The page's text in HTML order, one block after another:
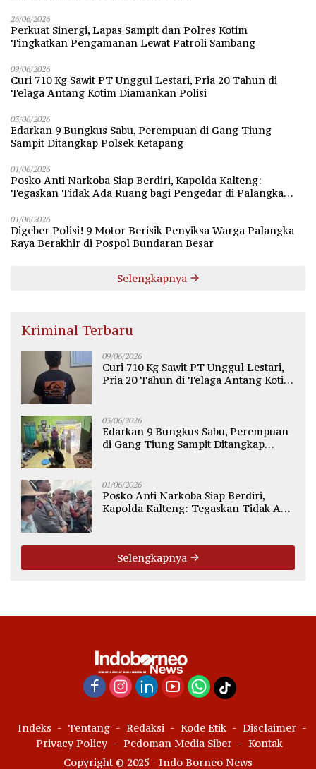
26/06/2026
Perkuat Sinergi, Lapas Sampit dan Polres Kotim
Tingkatkan Pengamanan Lewat Patroli Sambang
09/06/2026
Curi 710 Kg Sawit PT Unggul Lestari, Pria 20 Tahun di
Telaga Antang Kotim Diamankan Polisi
03/06/2026
Edarkan 9 Bungkus Sabu, Perempuan di Gang Tiung
Sampit Ditangkap Polsek Ketapang
01/06/2026
Posko Anti Narkoba Siap Berdiri, Kapolda Kalteng:
Tegaskan Tidak Ada Ruang bagi Pengedar di Palangka
01/06/2026
Digeber Polisi! 9 Motor Berisik Penyiksa Warga Palangka
Raya Berakhir di Pospol Bundaran Besar
Selengkapnya
Kriminal Terbaru
09/06/2026
Curi 710 Kg Sawit PT Unggul Lestari,
Pria 20 Tahun di Telaga Antang Kotim
03/06/2026
Edarkan 9 Bungkus Sabu, Perempuan
di Gang Tiung Sampit Ditangkap
01/06/2026
Posko Anti Narkoba Siap Berdiri,
Kapolda Kalteng: Tegaskan Tidak Ada
Selengkapnya
Indeks Tentang Redaksi Kode Etik
Disclaimer
Privacy Policy
Pedoman Media Siber
Kontak
Copyright © 2025 - Indo Borneo News